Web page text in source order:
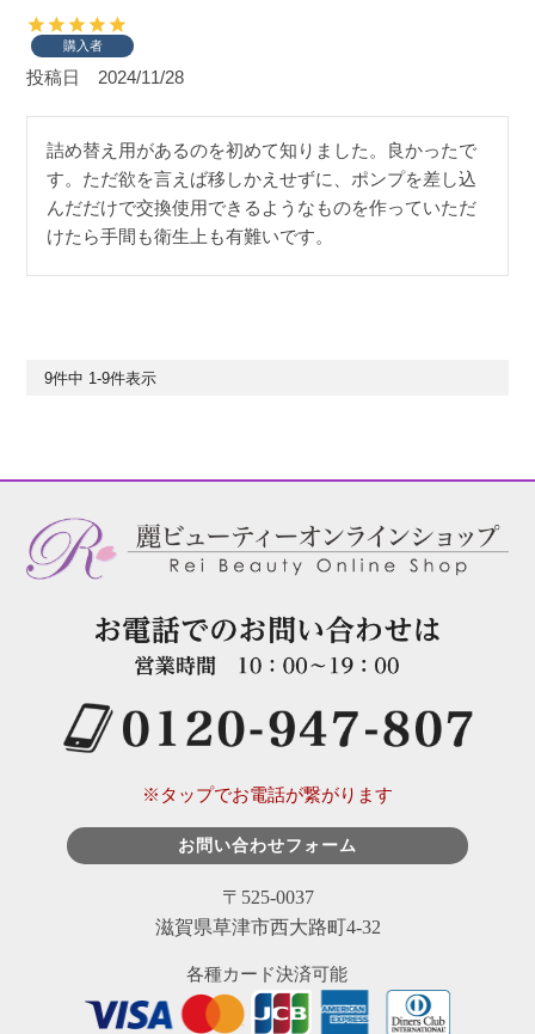
購入者
投稿日 2024/11/28
詰め替え用があるのを初めて知りました。良かったで
す。ただ欲を言えば移しかえせずに、ポンプを差し込
んだだけで交換使用できるようなものを作っていただ
けたら手間も衛生上も有難いです。
9件中 1-9件表示
※タップでお電話が繋がります
お問い合わせフォーム
〒525-0037
滋賀県草津市西大路町4-32
各種カード決済可能